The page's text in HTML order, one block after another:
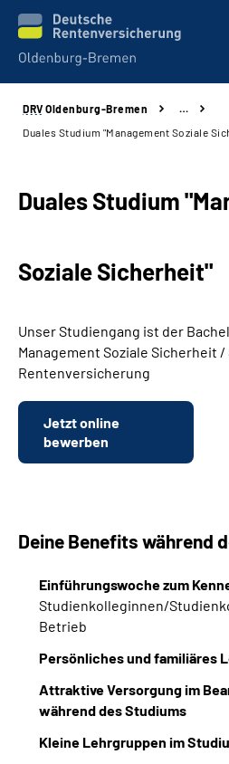
Services
Karriere
Über Uns
Inhalte in Gebärdensprache
Leichte Sprache
Mein
DRV Oldenburg-Bremen
…
Duales Studium "Management Soziale
Duales Studium "
Soziale Sicherheit"
Unser Studiengang ist der
Management Soziale Sicherheit
Rentenversicherung
Jetzt online
bewerben
Deine Benefits während
Einführungswoche zum
Studienkolleginnen/
Betrieb
Persönliches und familiäres
Attraktive Versorgung im
während des Studiums
Kleine Lehrgruppen im